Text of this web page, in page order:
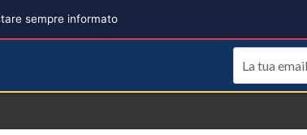
sempre informato